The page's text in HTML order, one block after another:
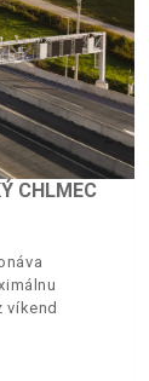
CHLMEC
víkend